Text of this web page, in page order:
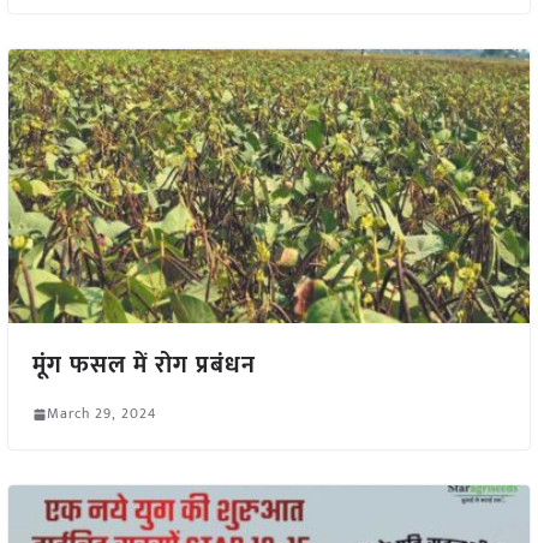
मूंग फसल में रोग प्रबंधन
March 29, 2024